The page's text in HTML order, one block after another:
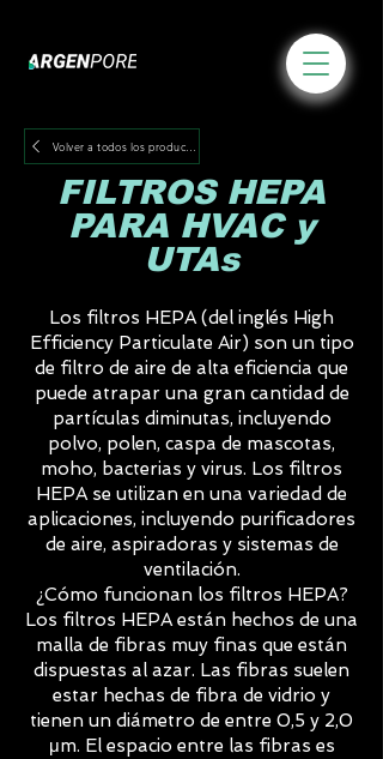
FILTROS HEPA
PARA HVAC y
UTAs
Los filtros HEPA (del inglés High
Efficiency Particulate Air) son un tipo
de filtro de aire de alta eficiencia que
puede atrapar una gran cantidad de
partículas diminutas, incluyendo
polvo, polen, caspa de mascotas,
moho, bacterias y virus. Los filtros
HEPA se utilizan en una variedad de
aplicaciones, incluyendo purificadores
de aire, aspiradoras y sistemas de
ventilación.
¿Cómo funcionan los filtros HEPA?
Los filtros HEPA están hechos de una
malla de fibras muy finas que están
dispuestas al azar. Las fibras suelen
estar hechas de fibra de vidrio y
tienen un diámetro de entre 0,5 y 2,0
μm. El espacio entre las fibras es